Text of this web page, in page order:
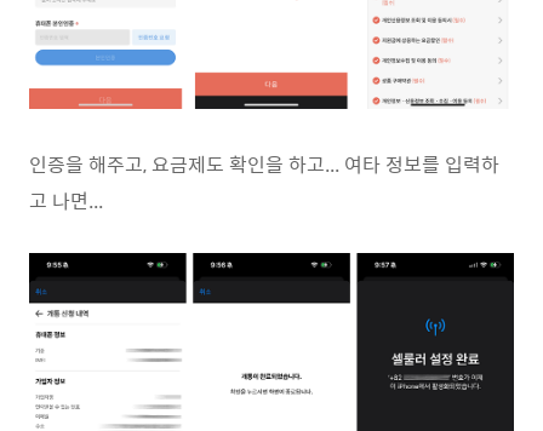
인증을 해주고, 요금제도 확인을 하고... 여타 정보를 입력하
고 나면...